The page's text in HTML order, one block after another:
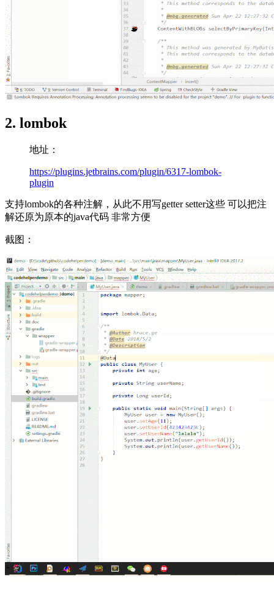
2. lombok
地址：
https://plugins.jetbrains.com/plugin/6317-lombok-
plugin
支持lombok的各种注解，从此不用写getter setter这些 可以把注
解还原为原本的java代码 非常方便
截图：